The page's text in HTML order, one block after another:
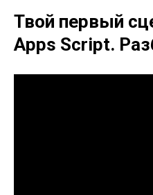
Твой первый
Apps Script.